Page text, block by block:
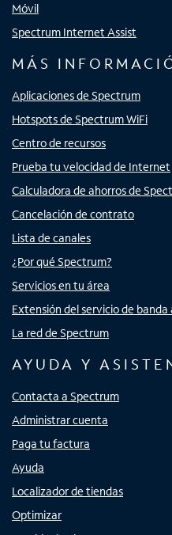
Móvil
Spectrum Internet Assist
MÁS
Aplicaciones de Spectrum
Hotspots de Spectrum WiFi
Centro de recursos
Prueba tu velocidad de Internet
Calculadora de ahorros de
Cancelación de contrato
Lista de canales
¿Por qué Spectrum?
Servicios en tu área
Extensión del servicio de
La red de Spectrum
AYUDA Y
Contacta a Spectrum
Administrar cuenta
Paga tu factura
Ayuda
Localizador de tiendas
Optimizar